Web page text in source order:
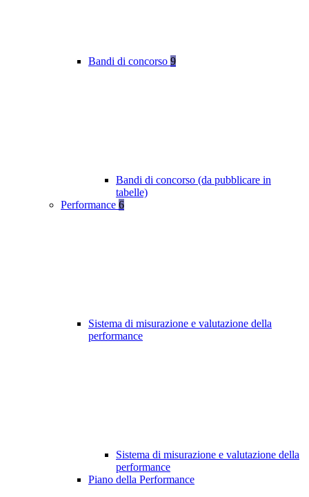
Bandi di concorso 9
Bandi di concorso (da pubblicare in
tabelle)
Performance 6
Sistema di misurazione e valutazione della
performance
Sistema di misurazione e valutazione della
performance
Piano della Performance